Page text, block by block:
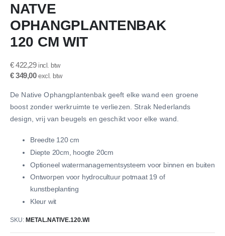
naar
het
begin
van
de
gallerij
NATVE
OPHANGPLANTENBAK
120 CM WIT
€ 422,29
€ 349,00
De Native Ophangplantenbak geeft elke wand een groene
boost zonder werkruimte te verliezen. Strak Nederlands
design, vrij van beugels en geschikt voor elke wand.
Breedte 120 cm
Diepte 20cm, hoogte 20cm
Optioneel watermanagementsysteem voor binnen en buiten
Ontworpen voor hydrocultuur potmaat 19 of
kunstbeplanting
Kleur wit
SKU METAL.NATIVE.120.WI